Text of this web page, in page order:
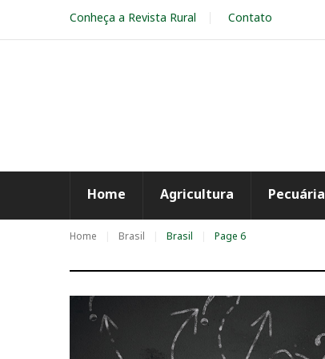
i
e
Conheça a Revista Rural Contato
Home Agricultura Pecuária
Home Brasil Brasil Page 6
T